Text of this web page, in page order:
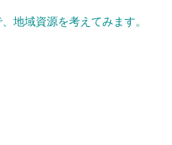
地域資源を考えてみます。